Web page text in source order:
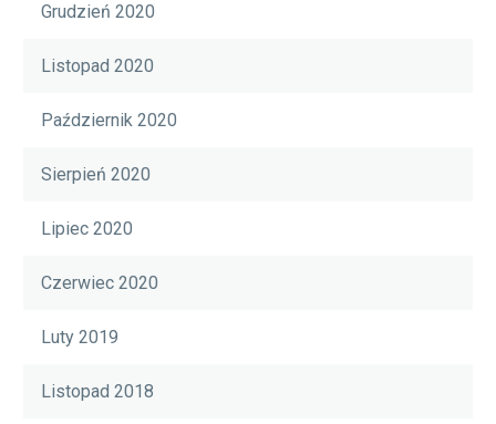
Grudzień 2020
Listopad 2020
Październik 2020
Sierpień 2020
Lipiec 2020
Czerwiec 2020
Luty 2019
Listopad 2018